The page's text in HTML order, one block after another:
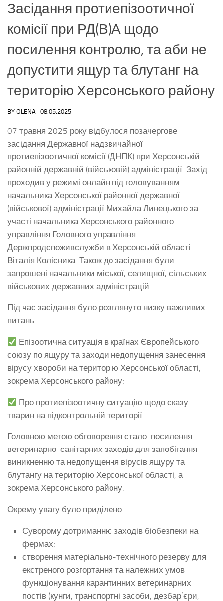
Засідання протиепізоотичної
комісії при РД(В)А щодо
посилення контролю, та аби не
допустити ящур та блутанг на
територію Херсонського району
BY OLENA · 08.05.2025
07 травня 2025 року відбулося позачергове
засідання Державної надзвичайної
протиепізоотичної комісії (ДНПК) при Херсонській
районній державній (військовій) адміністрації. Захід
проходив у режимі онлайн під головуванням
начальника Херсонської районної державної
(військової) адміністрації Михайла Линецького за
участі начальника Херсонського районного
управління Головного управління
Держпродспоживслужби в Херсонській області
Віталія Колісника. Також до засідання були
запрошені начальники міської, селищної, сільських
військових державних адміністрацій.
Під час засідання було розглянуто низку важливих
питань:
Епізоотична ситуація в країнах Європейського
союзу по ящуру та заходи недопущення занесення
вірусу хвороби на територію Херсонської області,
зокрема Херсонського району;
Про протиепізоотичну ситуацію щодо сказу
тварин на підконтрольній території.
Головною метою обговорення стало посилення
ветеринарно-санітарних заходів для запобігання
виникненню та недопущення вірусів ящуру та
блутангу на територію Херсонської області, а
зокрема Херсонського району.
Окрему увагу було приділено:
Суворому дотриманню заходів біобезпеки на
фермах;
створення матеріально-технічного резерву для
екстреного розгортання та належних умов
функціонування карантинних ветеринарних
постів (кунги, транспортні засоби, дезбар’єри,